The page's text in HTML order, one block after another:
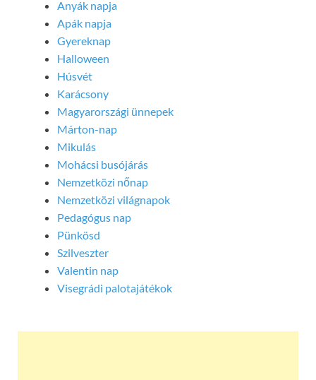
Anyák napja
Apák napja
Gyereknap
Halloween
Húsvét
Karácsony
Magyarországi ünnepek
Márton-nap
Mikulás
Mohácsi busójárás
Nemzetközi nőnap
Nemzetközi világnapok
Pedagógus nap
Pünkösd
Szilveszter
Valentin nap
Visegrádi palotajátékok